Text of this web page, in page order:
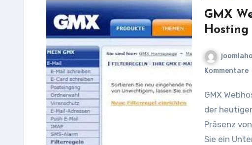
GMX
Hosting
Kommentare
GMX Webhosting: Alles, was Sie wissen müssen In
der
Präsenz
Sie ein